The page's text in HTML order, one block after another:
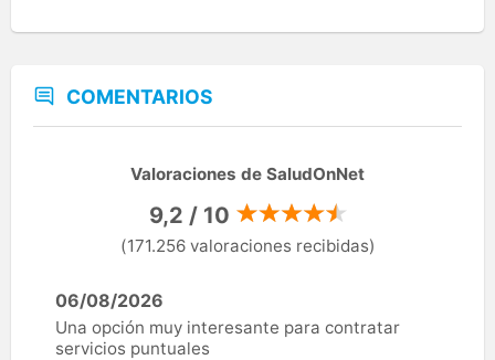
COMENTARIOS
Valoraciones de SaludOnNet
9,2 / 10
(171.256 valoraciones recibidas)
06/08/2026
Una opción muy interesante para contratar
servicios puntuales